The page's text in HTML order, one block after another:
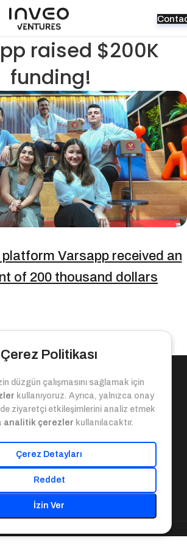
raised $200K
funding!
Varsapp received an
of 200 thousand dollars
today and tomorrow!
Çerez Politikası
düzgün çalışmasını sağlamak için
kullanıyoruz. Ayrıca, yalnızca onay
ziyaretçi etkileşimlerini analiz etmek
analitik çerezler kullanılacaktır.
Çerez Detayları
Reddet
İzin Ver